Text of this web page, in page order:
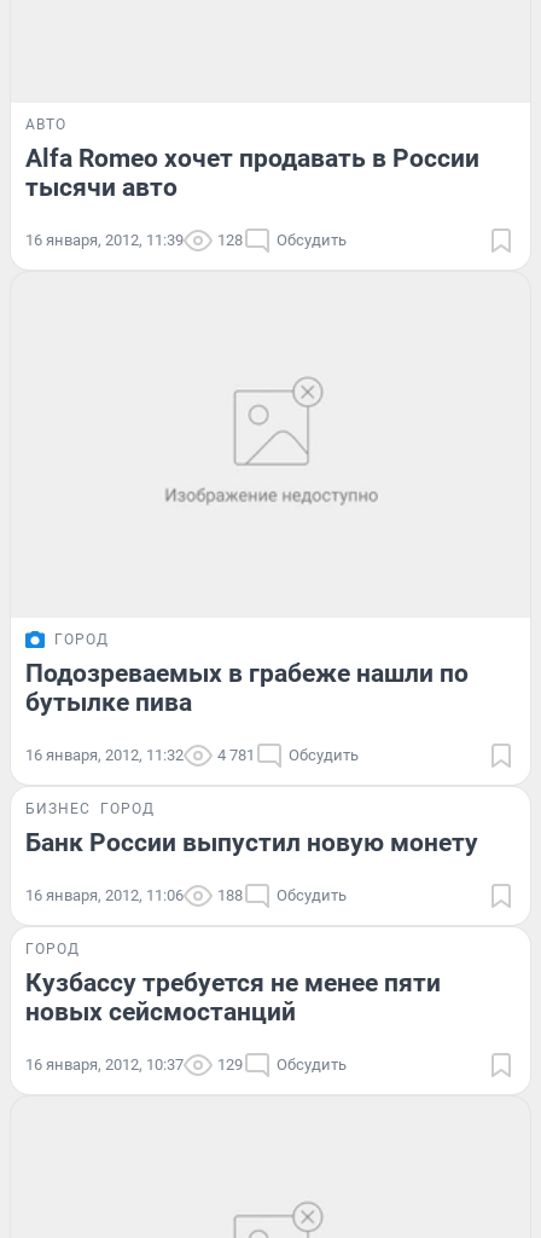
АВТО
Alfa Romeo хочет продавать в России
тысячи авто
16 января, 2012, 11:39 128 Обсудить
ГОРОД
Подозреваемых в грабеже нашли по
бутылке пива
16 января, 2012, 11:32 4 781 Обсудить
БИЗНЕС ГОРОД
Банк России выпустил новую монету
16 января, 2012, 11:06 188 Обсудить
ГОРОД
Кузбассу требуется не менее пяти
новых сейсмостанций
16 января, 2012, 10:37 129 Обсудить